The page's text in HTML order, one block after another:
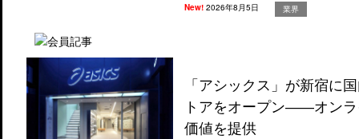
New!2026年8月5日 業界
「アシックス」が新宿に
トアをオープン――オン
価値を提供